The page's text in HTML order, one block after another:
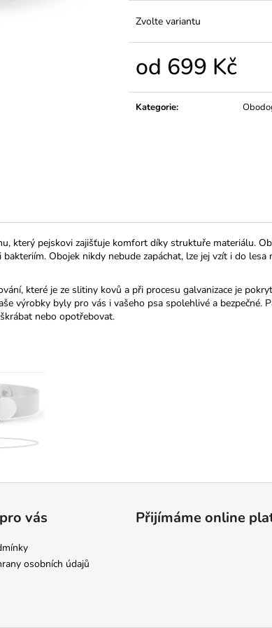
Zvolte variantu
od 699 Kč
Kategorie:
který pejskovi zajišťuje komfort díky struktuře materiálu.
Obojek nikdy nebude zapáchat, lze jej vzít i do
které je ze slitiny kovů a při procesu galvanizace je
výrobky byly pro vás i vašeho psa spolehlivé a bezpečné.
nebo opotřebovat.
vás
osobních údajů
Přijímáme online